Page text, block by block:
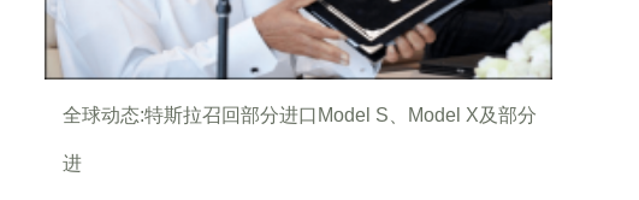
全球动态:特斯拉召回部分进口Model S、Model X及部分
进